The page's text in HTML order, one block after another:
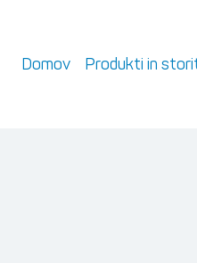
Domov Produkti in